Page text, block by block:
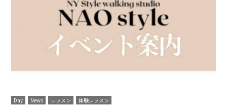
Day News レッスン
体験レッスン